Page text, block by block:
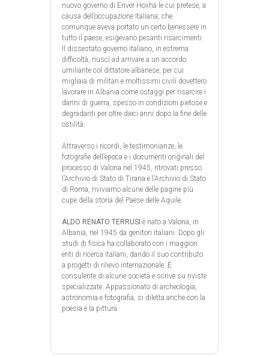
nuovo governo di Enver Hoxha le cui pretese, a
causa dell’occupazione Italiana, che
comunque aveva portato un certo benessere in
tutto il paese, esigevano pesanti risarcimenti.
Il dissestato governo italiano, in estrema
difficoltà, riuscì ad arrivare a un accordo
umiliante col dittatore albanese, per cui
migliaia di militari e moltissimi civili dovettero
lavorare in Albania come ostaggi per risarcire i
danni di guerra, spesso in condizioni pietose e
degradanti per oltre dieci anni dopo la fine delle
ostilità.
Attraverso i ricordi, le testimonianze, le
fotografie dell’epoca e i documenti originali del
processo di Valona nel 1945, ritrovati presso
l’Archivio di Stato di Tirana e l’Archivio di Stato
di Roma, riviviamo alcune delle pagine più
cupe della storia del Paese delle Aquile.
ALDO RENATO TERRUSI è nato a Valona, in
Albania, nel 1945 da genitori italiani. Dopo gli
studi di fisica ha collaborato con i maggiori
enti di ricerca italiani, dando il suo contributo
a progetti di rilievo internazionale. È
consulente di alcune società e scrive su riviste
specializzate. Appassionato di archeologia,
astronomia e fotografia, si diletta anche con la
poesia e la pittura.